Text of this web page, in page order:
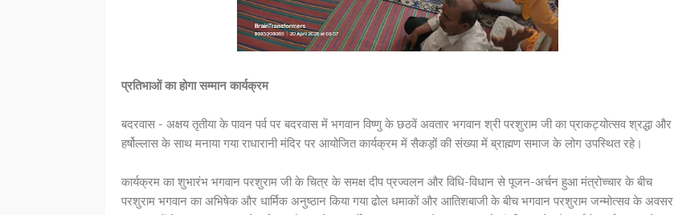
प्रतिभाओं का होगा सम्मान कार्यक्रम
बदरवास - अक्षय तृतीया के पावन पर्व पर बदरवास में भगवान विष्णु के छठवें अवतार भगवान श्री परशुराम जी का प्राकट्योत्सव श्रद्धा और
हर्षोल्लास के साथ मनाया गया राधारानी मंदिर पर आयोजित कार्यक्रम में सैकड़ों की संख्या में ब्राह्मण समाज के लोग उपस्थित रहे।
कार्यक्रम का शुभारंभ भगवान परशुराम जी के चित्र के समक्ष दीप प्रज्वलन और विधि-विधान से पूजन-अर्चन हुआ मंत्रोच्चार के बीच
परशुराम भगवान का अभिषेक और धार्मिक अनुष्ठान किया गया ढोल धमाकों और आतिशबाजी के बीच भगवान परशुराम जन्मोत्सव के अवसर